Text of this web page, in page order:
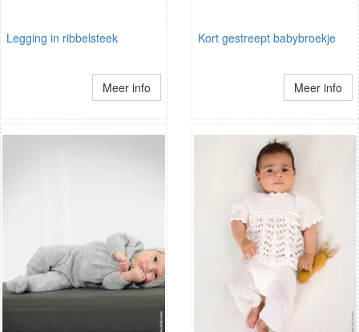
Legging in ribbelsteek
Meer info
Kort gestreept babybroekje
Meer info